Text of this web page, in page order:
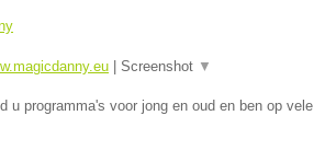
Screenshot ▼
u programma's voor jong en oud en ben op vele